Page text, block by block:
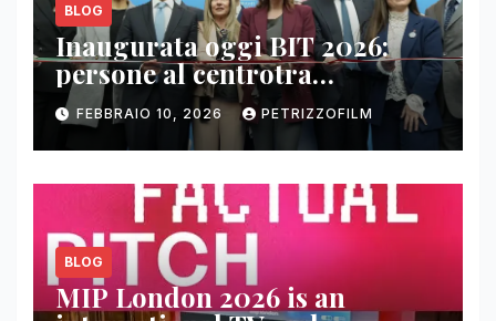
BLOG
Inaugurata oggi BIT 2026:
persone al centrotra
contenuti, relazioni e business
FEBBRAIO 10, 2026 PETRIZZOFILM
BLOG
MIP London 2026 is an